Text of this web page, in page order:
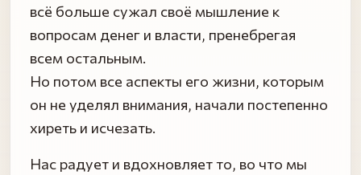
всё больше сужал своё мышление к
вопросам денег и власти, пренебрегая
всем остальным.
Но потом все аспекты его жизни, которым
он не уделял внимания, начали постепенно
хиреть и исчезать.
Нас радует и вдохновляет то, во что мы